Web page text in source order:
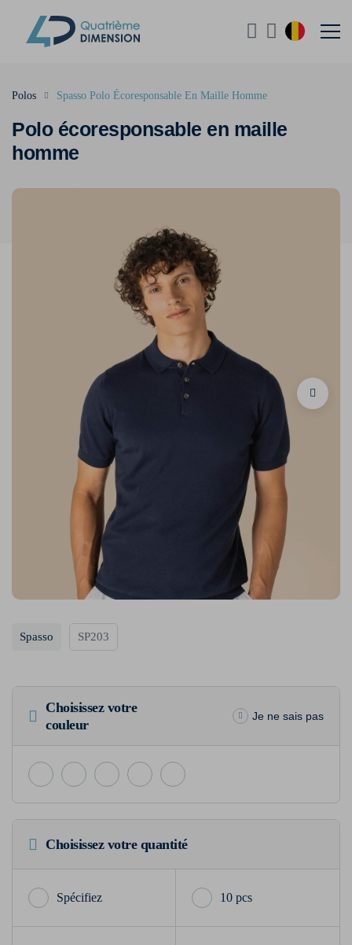
Polo écoresponsable en maille
homme
Polos Spasso Polo Écoresponsable En Maille Homme
Spasso SP203
Choisissez votre
couleur
Je ne sais pas
Choisissez votre quantité
10 pcs